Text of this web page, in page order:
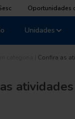
Oportunidades
Unidades
Confira as